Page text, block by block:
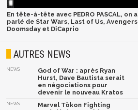
En tête-à-tête avec PEDRO PASCAL, on a
parlé de Star Wars, Last of Us, Avengers
Doomsday et DiCaprio
AUTRES NEWS
NEWS
God of War : après Ryan
Hurst, Dave Bautista serait
en négociations pour
devenir le nouveau Kratos
NEWS
Marvel Tōkon Fighting